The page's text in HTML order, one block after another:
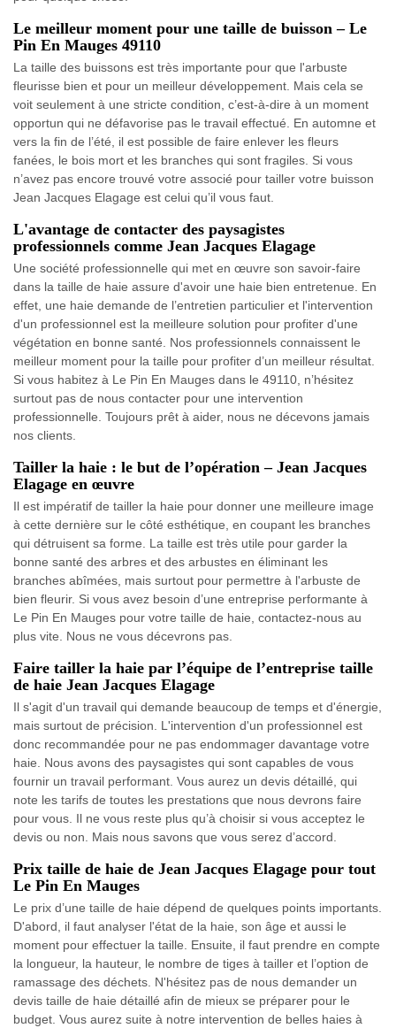
Le meilleur moment pour une taille de buisson – Le
Pin En Mauges 49110
La taille des buissons est très importante pour que l'arbuste
fleurisse bien et pour un meilleur développement. Mais cela se
voit seulement à une stricte condition, c’est-à-dire à un moment
opportun qui ne défavorise pas le travail effectué. En automne et
vers la fin de l’été, il est possible de faire enlever les fleurs
fanées, le bois mort et les branches qui sont fragiles. Si vous
n’avez pas encore trouvé votre associé pour tailler votre buisson
Jean Jacques Elagage est celui qu’il vous faut.
L'avantage de contacter des paysagistes
professionnels comme Jean Jacques Elagage
Une société professionnelle qui met en œuvre son savoir-faire
dans la taille de haie assure d'avoir une haie bien entretenue. En
effet, une haie demande de l’entretien particulier et l'intervention
d'un professionnel est la meilleure solution pour profiter d'une
végétation en bonne santé. Nos professionnels connaissent le
meilleur moment pour la taille pour profiter d’un meilleur résultat.
Si vous habitez à Le Pin En Mauges dans le 49110, n’hésitez
surtout pas de nous contacter pour une intervention
professionnelle. Toujours prêt à aider, nous ne décevons jamais
nos clients.
Tailler la haie : le but de l’opération – Jean Jacques
Elagage en œuvre
Il est impératif de tailler la haie pour donner une meilleure image
à cette dernière sur le côté esthétique, en coupant les branches
qui détruisent sa forme. La taille est très utile pour garder la
bonne santé des arbres et des arbustes en éliminant les
branches abîmées, mais surtout pour permettre à l'arbuste de
bien fleurir. Si vous avez besoin d’une entreprise performante à
Le Pin En Mauges pour votre taille de haie, contactez-nous au
plus vite. Nous ne vous décevrons pas.
Faire tailler la haie par l’équipe de l’entreprise taille
de haie Jean Jacques Elagage
Il s'agit d'un travail qui demande beaucoup de temps et d'énergie,
mais surtout de précision. L'intervention d'un professionnel est
donc recommandée pour ne pas endommager davantage votre
haie. Nous avons des paysagistes qui sont capables de vous
fournir un travail performant. Vous aurez un devis détaillé, qui
note les tarifs de toutes les prestations que nous devrons faire
pour vous. Il ne vous reste plus qu’à choisir si vous acceptez le
devis ou non. Mais nous savons que vous serez d’accord.
Prix taille de haie de Jean Jacques Elagage pour tout
Le Pin En Mauges
Le prix d’une taille de haie dépend de quelques points importants.
D'abord, il faut analyser l'état de la haie, son âge et aussi le
moment pour effectuer la taille. Ensuite, il faut prendre en compte
la longueur, la hauteur, le nombre de tiges à tailler et l’option de
ramassage des déchets. N'hésitez pas de nous demander un
devis taille de haie détaillé afin de mieux se préparer pour le
budget. Vous aurez suite à notre intervention de belles haies à